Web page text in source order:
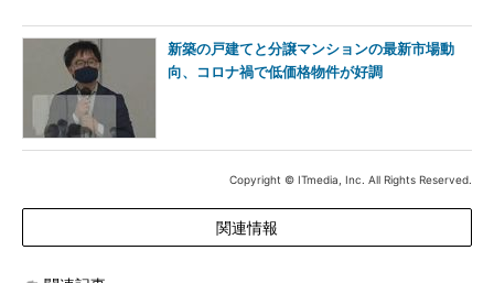
新築の戸建てと分譲マンションの最新市場動
向、コロナ禍で低価格物件が好調
Copyright © ITmedia, Inc. All Rights Reserved.
関連情報